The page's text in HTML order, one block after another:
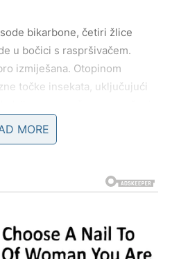
bikarbone, četiri žlice
u bočici s raspršivačem.
izmiješana. Otopinom
točke insekata, uključujući
u kombinaciji s kapi eteričnog
i vrata.
iz svog doma? Kako
broj insekata napada naše
njihove prisutnosti na naš
Divno je znati!
MORE